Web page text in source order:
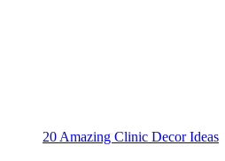
20 Amazing Clinic Decor Ideas